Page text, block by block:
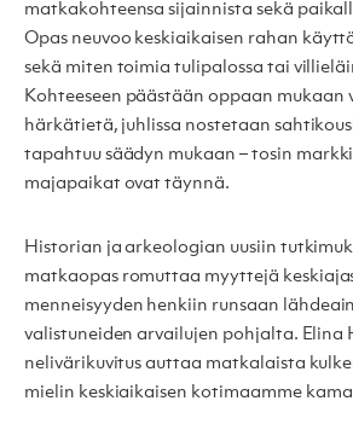
matkakohteensa sijainnista sekä
Opas neuvoo keskiaikaisen rahan
sekä miten toimia tulipalossa tai
Kohteeseen päästään oppaan mukaan
härkätietä, juhlissa nostetaan
tapahtuu säädyn mukaan – tosin
majapaikat ovat täynnä.
Historian ja arkeologian uusiin
matkaopas romuttaa myyttejä
menneisyyden henkiin runsaan
valistuneiden arvailujen pohjalta. Elina
nelivärikuvitus auttaa matkalaista
mielin keskiaikaisen kotimaamme